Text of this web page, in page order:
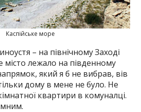
Каспійське море
– на північному Заході
місто лежало на південному
який я б не вибрав, вів
дому в мене не було. Не
квартири в комуналці.